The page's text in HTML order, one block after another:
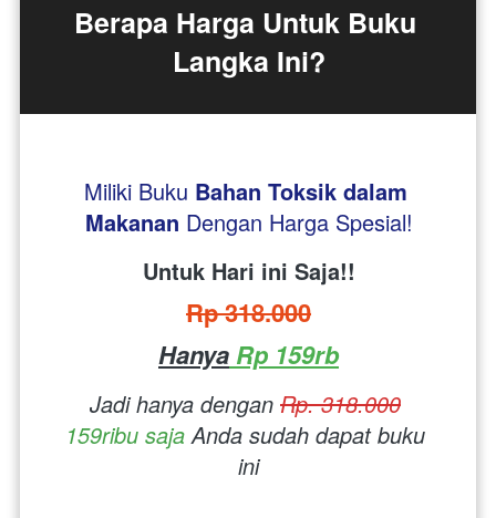
Berapa Harga Untuk Buku
Langka Ini?
Miliki Buku Bahan Toksik dalam
Makanan Dengan Harga Spesial!
Untuk Hari ini Saja!!
Rp 318.000
Hanya Rp 159rb
Jadi hanya dengan Rp. 318.000
159ribu saja Anda sudah dapat buku
ini